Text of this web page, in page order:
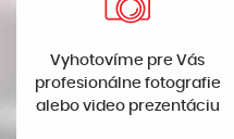
Vyhotovíme pre Vás
profesionálne fotografie
alebo video prezentáciu